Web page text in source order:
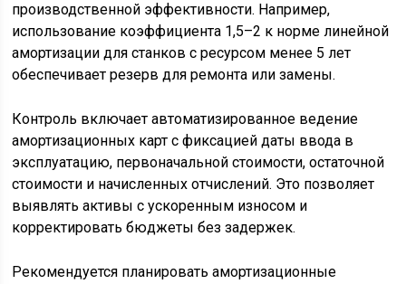
производственной эффективности. Например,
использование коэффициента 1,5–2 к норме линейной
амортизации для станков с ресурсом менее 5 лет
обеспечивает резерв для ремонта или замены.
Контроль включает автоматизированное ведение
амортизационных карт с фиксацией даты ввода в
эксплуатацию, первоначальной стоимости, остаточной
стоимости и начисленных отчислений. Это позволяет
выявлять активы с ускоренным износом и
корректировать бюджеты без задержек.
Рекомендуется планировать амортизационные